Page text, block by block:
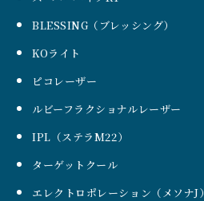
BLESSING（ブレッシング）
KOライト
ピコレーザー
ルビーフラクショナルレーザー
IPL（ステラM22）
ターゲットクール
エレクトロポレーション（メソナJ）